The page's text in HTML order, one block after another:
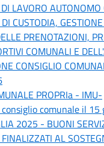
LAVORO
CUSTODIA,
PRENOTAZIONI,
COMUNALI E
CONSIGLIO
PROPRIa - IMU-
comunale il
2025 - BUONI
AL